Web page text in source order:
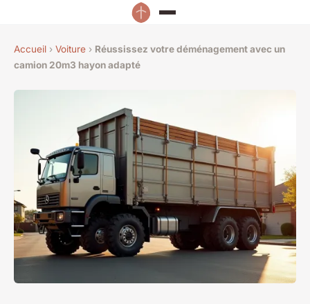
Accueil › Voiture › Réussissez votre déménagement avec un
camion 20m3 hayon adapté